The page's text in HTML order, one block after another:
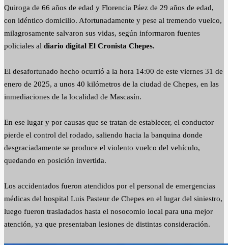
Quiroga de 66 años de edad y Florencia Páez de 29 años de edad,
con idéntico domicilio. Afortunadamente y pese al tremendo vuelco,
milagrosamente salvaron sus vidas, según informaron fuentes
policiales al diario digital El Cronista Chepes.
El desafortunado hecho ocurrió a la hora 14:00 de este viernes 31 de
enero de 2025, a unos 40 kilómetros de la ciudad de Chepes, en las
inmediaciones de la localidad de Mascasín.
En ese lugar y por causas que se tratan de establecer, el conductor
pierde el control del rodado, saliendo hacia la banquina donde
desgraciadamente se produce el violento vuelco del vehículo,
quedando en posición invertida.
Los accidentados fueron atendidos por el personal de emergencias
médicas del hospital Luis Pasteur de Chepes en el lugar del siniestro,
luego fueron trasladados hasta el nosocomio local para una mejor
atención, ya que presentaban lesiones de distintas consideración.